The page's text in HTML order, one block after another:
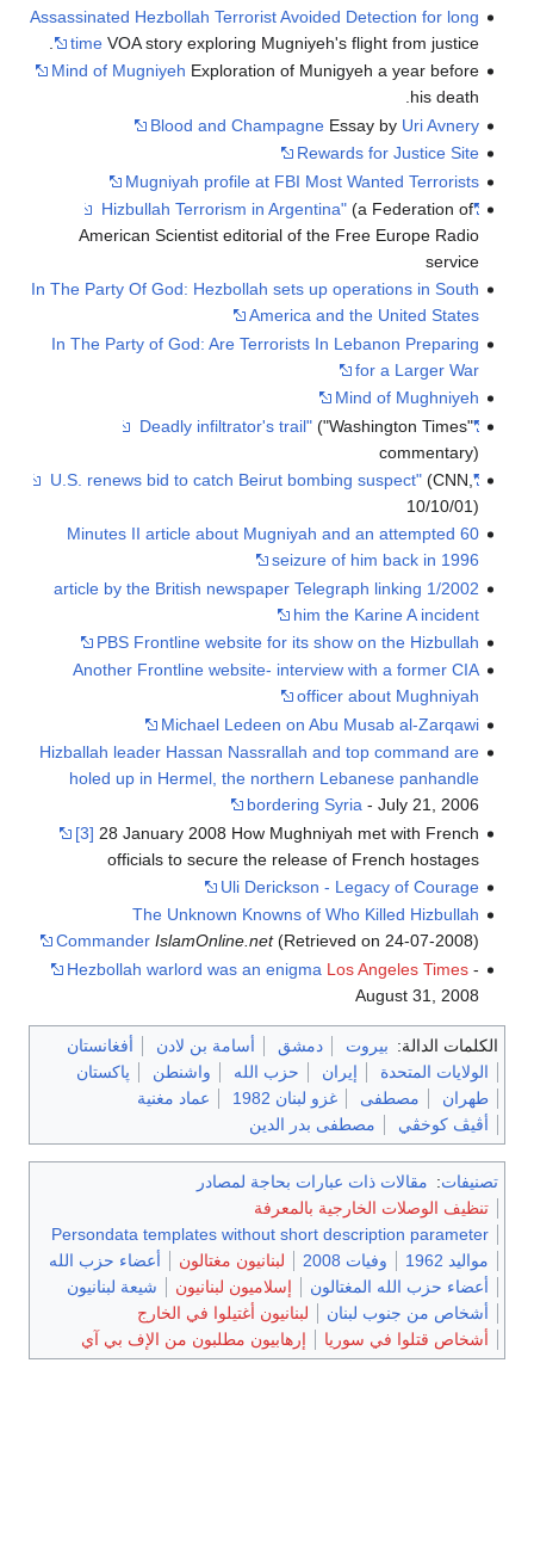
Assassinated Hezbollah Terrorist Avoided Detection for long
timeVOA story exploring Mugniyeh's flight from justice.
Mind of Mugniyeh Exploration of Munigyeh a year before
his death.
Blood and ChampagneEssay by Uri Avnery
Rewards for Justice Site
Mugniyah profile at FBI Most Wanted Terrorists
"Hizbullah Terrorism in Argentina"
(a Federation of
American Scientist editorial of the Free Europe Radio
service
In The Party Of God: Hezbollah sets up operations in South
America and the United States
In The Party of God: Are Terrorists In Lebanon Preparing
for a Larger War
Mind of Mughniyeh
"Deadly infiltrator's trail"
("Washington Times"
commentary)
"U.S. renews bid to catch Beirut bombing suspect"
(CNN,
10/10/01)
60 Minutes II article about Mugniyah and an attempted
seizure of him back in 1996
1/2002 article by the British newspaper Telegraph linking
him the Karine A incident
PBS Frontline website for its show on the Hizbullah
Another Frontline website- interview with a former CIA
officer about Mughniyah
Michael Ledeen on Abu Musab al-Zarqawi
Hizballah leader Hassan Nassrallah and top command are
holed up in Hermel, the northern Lebanese panhandle
bordering Syria- July 21, 2006
[3] 28 January 2008 How Mughniyah met with French
officials to secure the release of French hostages
Uli Derickson - Legacy of Courage
The Unknown Knowns of Who Killed Hizbullah
Commander IslamOnline.net(Retrieved on 24-07-2008)
Hezbollah warlord was an enigma Los Angeles Times-
August 31, 2008
الكلمات الدالة: بيروت دمشق أسامة بن لادن
أفغانستان
الولايات المتحدة
إيران حزب الله واشنطن
پاكستان
طهران
مصطفى غزو لبنان 1982
عماد مغنية
أڤيڤ كوخڤي
مصطفى بدر الدين
تصنيفات: مقالات ذات عبارات بحاجة لمصادر
تنظيف الوصلات الخارجية بالمعرفة
Persondata templates without short description parameter
مواليد 1962
وفيات 2008 لبنانيون مغتالون
أعضاء حزب الله
أعضاء حزب الله المغتالون
إسلاميون لبنانيون
شيعة لبنانيون
أشخاص من جنوب لبنان
لبنانيون أغتيلوا في الخارج
أشخاص قتلوا في سوريا
إرهابيون مطلبون من الإف بي آي